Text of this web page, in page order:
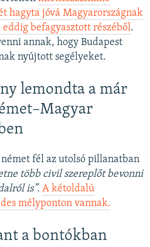
hagyta jóvá Magyarországnak
befagyasztott részéből.
annak, hogy Budapest
nyújtott segélyeket.
lemondta a már
fél az utolsó pillanatban
több civil szereplőt bevonni
is”. A kétoldalú
mélyponton vannak.
a bontókban